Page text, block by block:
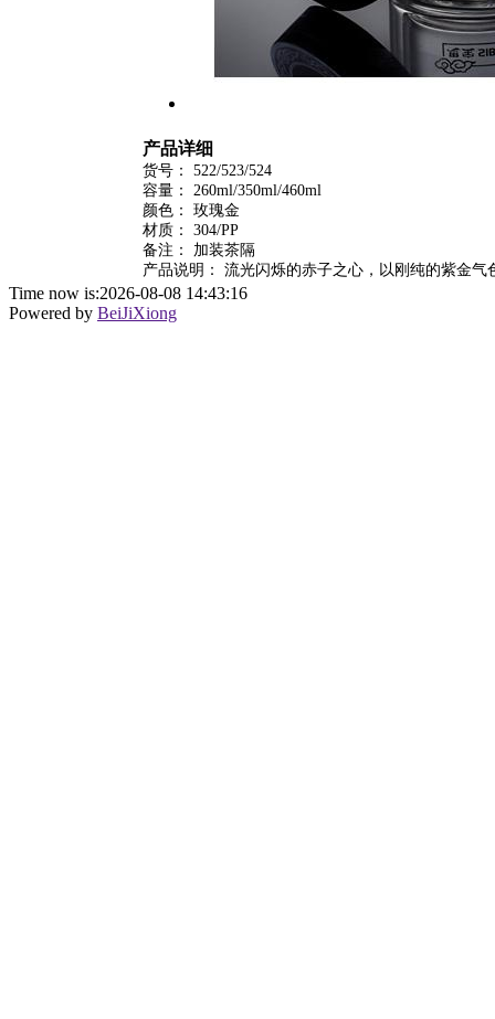
产品详细
货号： 522/523/524
容量： 260ml/350ml/460ml
颜色： 玫瑰金
材质： 304/PP
备注： 加装茶隔
产品说明： 流光闪烁的赤子之心，以刚纯的紫金
Time now is:2026-08-08 14:43:16
Powered by BeiJiXiong